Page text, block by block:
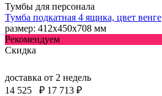
Тумбы для персонала
Тумба подкатная 4 ящика, цвет венге
размер: 412х450х708 мм
Рекомендуем
Скидка
доставка от 2 недель
14 525
₽ 17 713 ₽